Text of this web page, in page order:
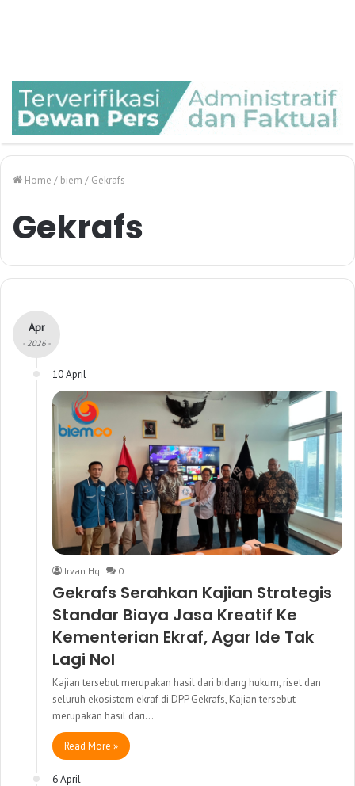
Home / biem / Gekrafs
Gekrafs
Apr
- 2026 -
10 April
Irvan Hq 0
Gekrafs Serahkan Kajian Strategis
Standar Biaya Jasa Kreatif Ke
Kementerian Ekraf, Agar Ide Tak
Lagi Nol
Kajian tersebut merupakan hasil dari bidang hukum, riset dan
seluruh ekosistem ekraf di DPP Gekrafs, Kajian tersebut
merupakan hasil dari…
Read More »
6 April